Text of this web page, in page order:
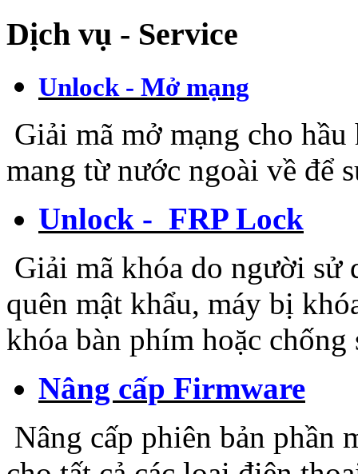
Dịch vụ - Service
Unlock - Mở mạng
Giải mã mở mạng cho
mang từ nước ngoài về để
Unlock - FRP Lock
Giải mã khóa do người sử
quên mật khẩu, máy bị
khóa bàn phím hoặc chống
Nâng cấp Firmware
Nâng cấp phiên bản phần